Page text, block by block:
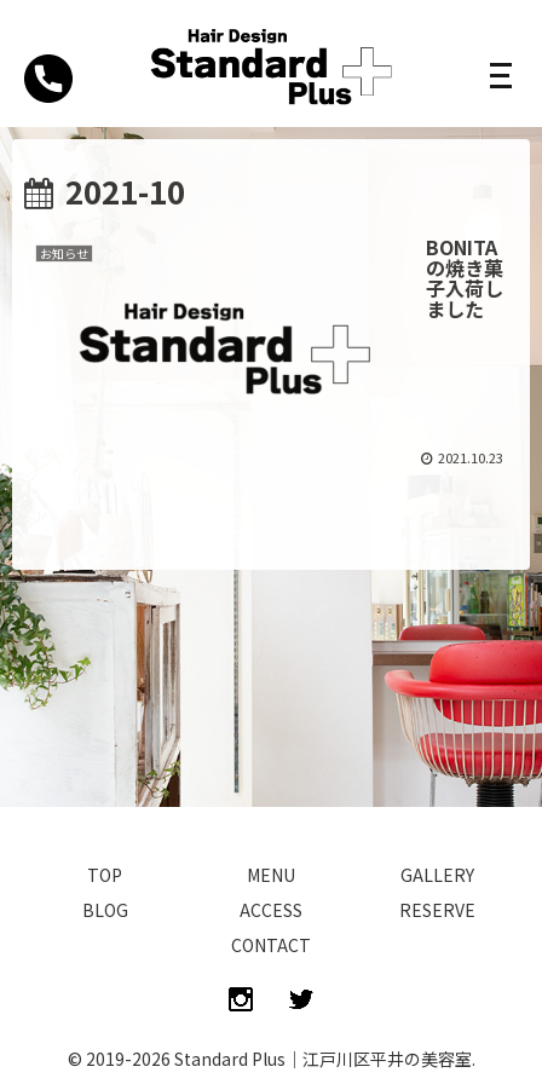
2021-10
お知らせ BONITA
の焼き菓
子入荷し
ました
2021.10.23
TOP MENU
GALLERY
BLOG
ACCESS
RESERVE
CONTACT
© 2019-2026 Standard Plus｜江戸川区平井の美容室.